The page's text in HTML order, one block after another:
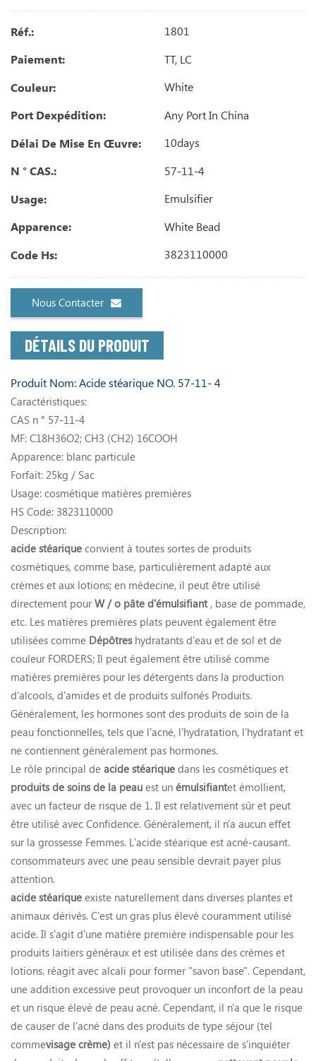
Réf.:
1801
Paiement:
TT, LC
Couleur:
White
Port Dexpédition:
Any Port In China
Délai De Mise En Œuvre:
10days
N ° CAS.:
57-11-4
Usage:
Emulsifier
Apparence:
White Bead
Code Hs:
3823110000
Nous Contacter
DÉTAILS DU PRODUIT
Produit Nom: Acide stéarique NO. 57-11-4
Caractéristiques:
CAS n ° 57-11-4
MF: C18H36O2; CH3 (CH2) 16COOH
Apparence: blanc particule
Forfait: 25kg / Sac
Usage: cosmétique matières premières
HS Code: 3823110000
Description:
acide stéarique convient à toutes sortes de produits
cosmétiques, comme base, particulièrement adapté aux
crèmes et aux lotions; en médecine, il peut être utilisé
directement pour W / o pâte d'émulsifiant, base de pommade,
etc. Les matières premières plats peuvent également être
utilisées comme Dépôtres hydratants d'eau et de sol et de
couleur FORDERS; Il peut également être utilisé comme
matières premières pour les détergents dans la production
d'alcools, d'amides et de produits sulfonés Produits.
Généralement, les hormones sont des produits de soin de la
peau fonctionnelles, tels que l'acné, l'hydratation, l'hydratant et
ne contiennent généralement pas hormones.
Le rôle principal de acide stéarique dans les cosmétiques et
produits de soins de la peau est un émulsifiantet émollient,
avec un facteur de risque de 1. Il est relativement sûr et peut
être utilisé avec Confidence. Généralement, il n'a aucun effet
sur la grossesse Femmes. L'acide stéarique est acné-causant.
consommateurs avec une peau sensible devrait payer plus
attention.
acide stéarique existe naturellement dans diverses plantes et
animaux dérivés. C'est un gras plus élevé couramment utilisé
acide. Il s'agit d'une matière première indispensable pour les
produits laitiers généraux et est utilisée dans des crèmes et
lotions. réagit avec alcali pour former "savon base". Cependant,
une addition excessive peut provoquer un inconfort de la peau
et un risque élevé de peau acné. Cependant, il n'a que le risque
de causer de l'acné dans des produits de type séjour (tel
commevisage crème) et il n'est pas nécessaire de s'inquiéter